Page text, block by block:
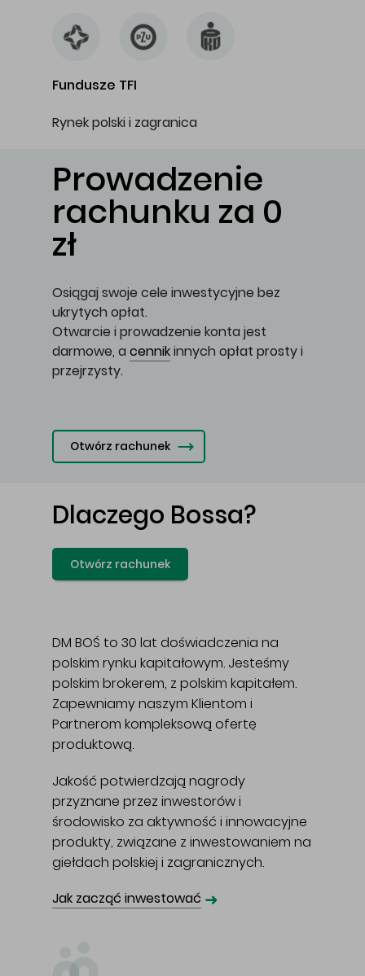
Fundusze TFI
Rynek polski i zagranica
Prowadzenie
rachunku za 0
zł
Osiągaj swoje cele inwestycyjne bez
ukrytych opłat.
Otwarcie i prowadzenie konta jest
darmowe, a cennikinnych opłat prosty i
przejrzysty.
Otwórz rachunek
Dlaczego Bossa?
Otwórz rachunek
DM BOŚ to 30 lat doświadczenia na
polskim rynku kapitałowym. Jesteśmy
polskim brokerem, z polskim kapitałem.
Zapewniamy naszym Klientom i
Partnerom kompleksową ofertę
produktową.
Jakość potwierdzają nagrody
przyznane przez inwestorów i
środowisko za aktywność i innowacyjne
produkty, związane z inwestowaniem na
giełdach polskiej i zagranicznych.
Jak zacząć inwestować ➜